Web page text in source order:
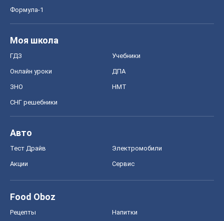
Формула-1
Моя школа
ГДЗ Учебники
Онлайн уроки ДПА
ЗНО НМТ
СНГ решебники
Авто
Тест Драйв Электромобили
Акции Сервис
Food Oboz
Рецепты Напитки